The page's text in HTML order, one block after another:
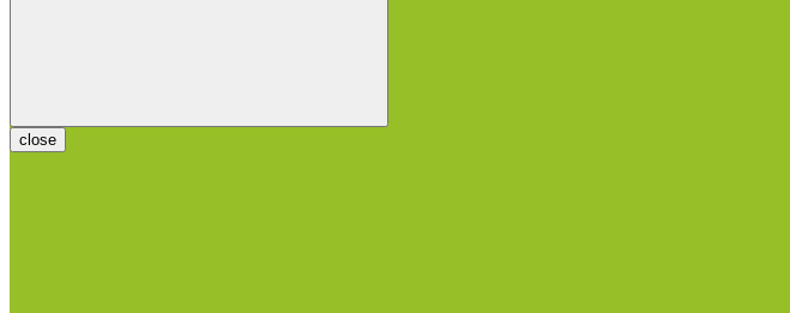
close